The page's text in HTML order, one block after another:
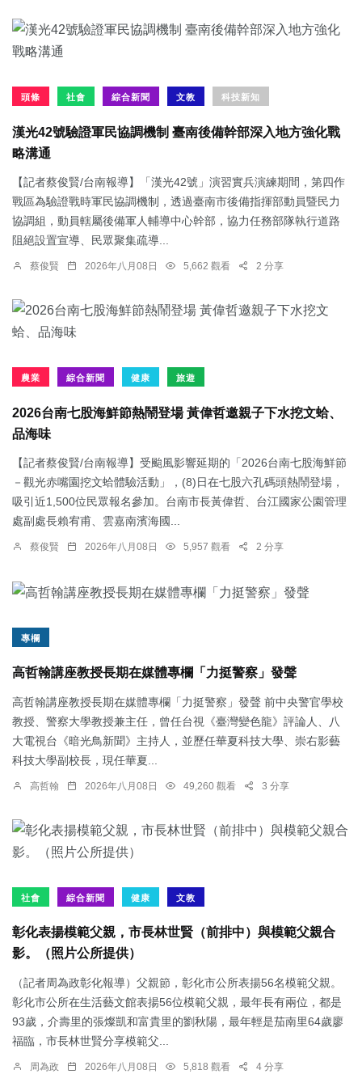
頭條 社會 綜合新聞 文教 科技新知
漢光42號驗證軍民協調機制 臺南後備幹部深入地方強化戰
略溝通
【記者蔡俊賢/台南報導】「漢光42號」演習實兵演練期間，第四作
戰區為驗證戰時軍民協調機制，透過臺南市後備指揮部動員暨民力
協調組，動員轄屬後備軍人輔導中心幹部，協力任務部隊執行道路
阻絕設置宣導、民眾聚集疏導...
蔡俊賢 2026年八月08日 5,662 觀看 2 分享
農業 綜合新聞 健康 旅遊
2026台南七股海鮮節熱鬧登場 黃偉哲邀親子下水挖文蛤、
品海味
【記者蔡俊賢/台南報導】受颱風影響延期的「2026台南七股海鮮節
－觀光赤嘴園挖文蛤體驗活動」，(8)日在七股六孔碼頭熱鬧登場，
吸引近1,500位民眾報名參加。台南市長黃偉哲、台江國家公園管理
處副處長賴宥甫、雲嘉南濱海國...
蔡俊賢 2026年八月08日 5,957 觀看 2 分享
專欄
高哲翰講座教授長期在媒體專欄「力挺警察」發聲
高哲翰講座教授長期在媒體專欄「力挺警察」發聲 前中央警官學校
教授、警察大學教授兼主任，曾任台視《臺灣變色龍》評論人、八
大電視台《暗光鳥新聞》主持人，並歷任華夏科技大學、崇右影藝
科技大學副校長，現任華夏...
高哲翰 2026年八月08日 49,260 觀看 3 分享
社會 綜合新聞 健康 文教
彰化表揚模範父親，市長林世賢（前排中）與模範父親合
影。（照片公所提供）
（記者周為政彰化報導）父親節，彰化市公所表揚56名模範父親。
彰化市公所在生活藝文館表揚56位模範父親，最年長有兩位，都是
93歲，介壽里的張燦凱和富貴里的劉秋陽，最年輕是茄南里64歲廖
福臨，市長林世賢分享模範父...
周為政 2026年八月08日 5,818 觀看 4 分享